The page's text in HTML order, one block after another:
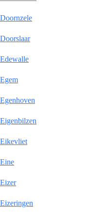
Doornzele
Doorslaar
Edewalle
Egem
Egenhoven
Eigenbilzen
Eikevliet
Eine
Eizer
Eizeringen